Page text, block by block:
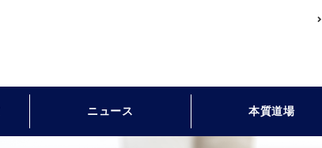
ニュース 本質道場